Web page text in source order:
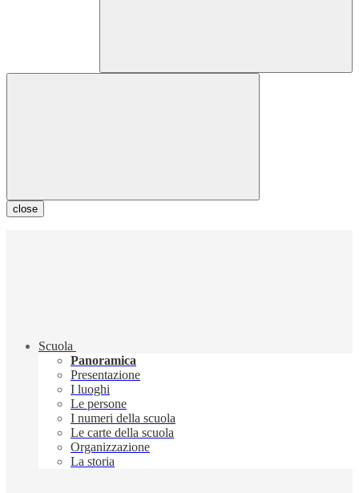
close
Scuola
Panoramica
Presentazione
I luoghi
Le persone
I numeri della scuola
Le carte della scuola
Organizzazione
La storia